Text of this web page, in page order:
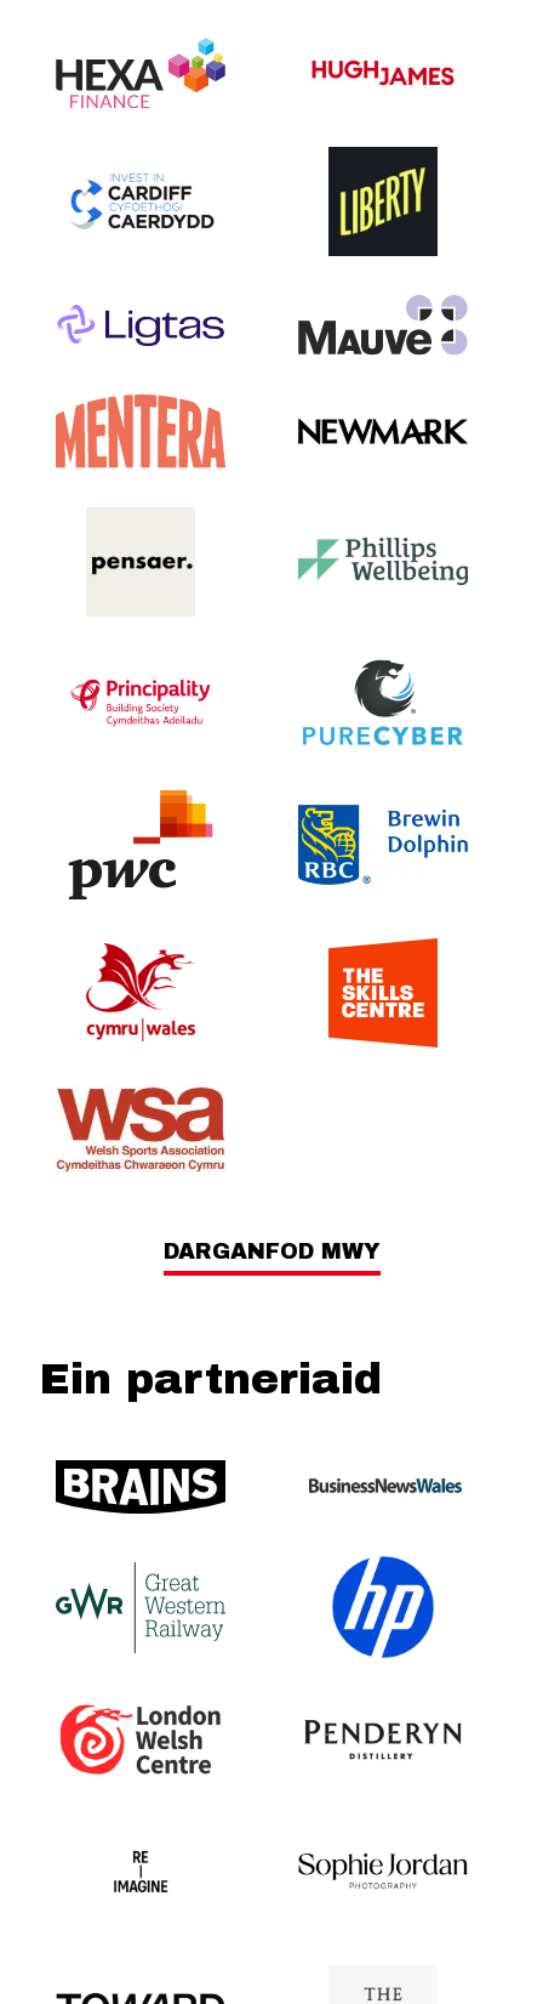
DARGANFOD MWY
Ein partneriaid